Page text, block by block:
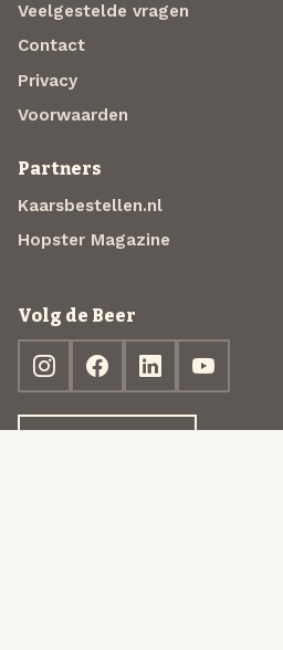
Veelgestelde vragen
Contact
Privacy
Voorwaarden
Partners
Kaarsbestellen.nl
Hopster Magazine
Volg de Beer